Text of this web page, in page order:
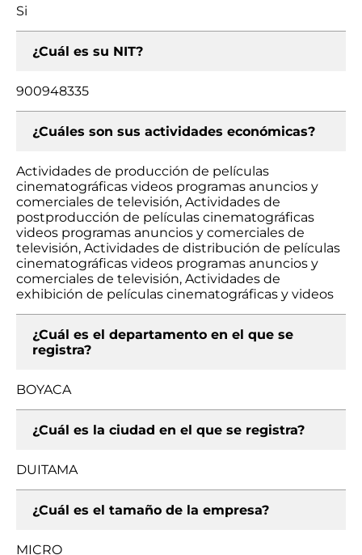
Si
¿Cuál es su NIT?
900948335
¿Cuáles son sus actividades económicas?
Actividades de producción de películas
cinematográficas videos programas anuncios y
comerciales de televisión, Actividades de
postproducción de películas cinematográficas
videos programas anuncios y comerciales de
televisión, Actividades de distribución de películas
cinematográficas videos programas anuncios y
comerciales de televisión, Actividades de
exhibición de películas cinematográficas y videos
¿Cuál es el departamento en el que se
registra?
BOYACA
¿Cuál es la ciudad en el que se registra?
DUITAMA
¿Cuál es el tamaño de la empresa?
MICRO